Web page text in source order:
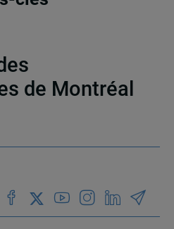
de Montréal